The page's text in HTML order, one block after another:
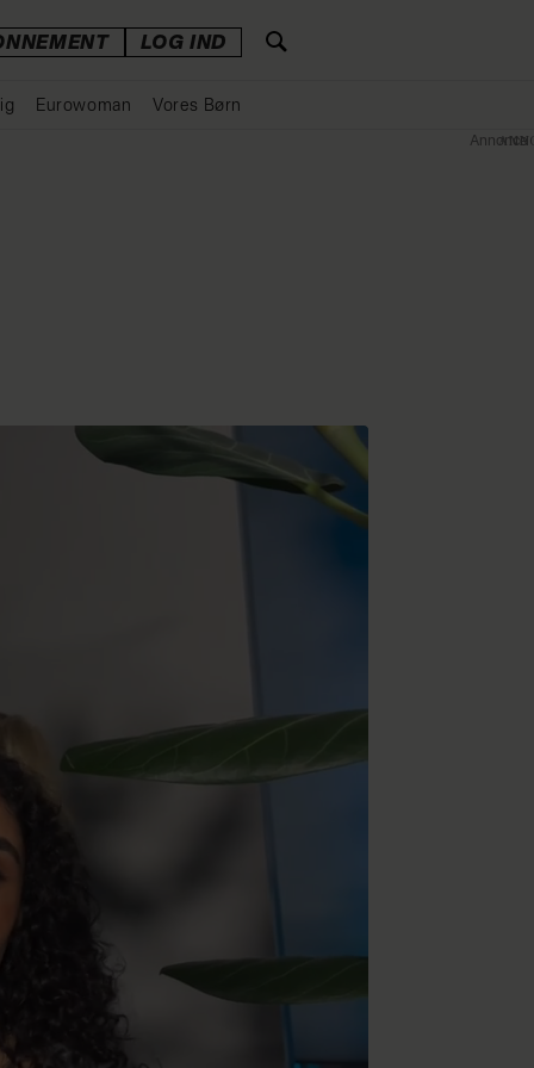
LOG IND
Eurowoman Vores Børn
Annonce